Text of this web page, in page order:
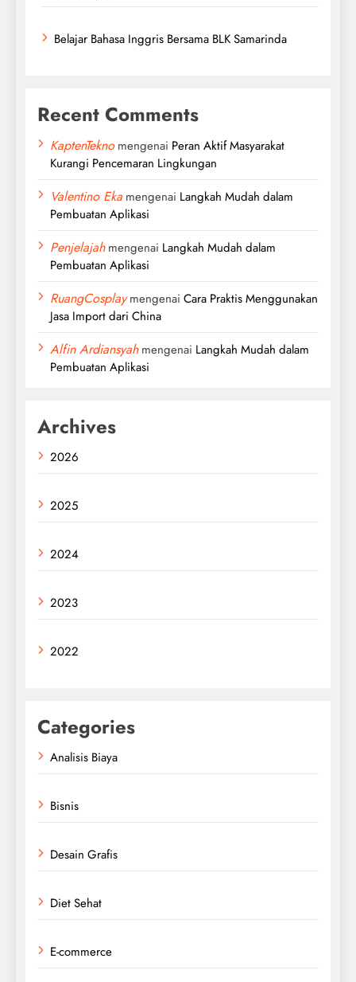
Belajar Bahasa Inggris Bersama BLK Samarinda
Recent Comments
KaptenTeknomengenai Peran Aktif Masyarakat
Kurangi Pencemaran Lingkungan
Valentino Eka mengenai Langkah Mudah dalam
Pembuatan Aplikasi
Penjelajahmengenai Langkah Mudah dalam
Pembuatan Aplikasi
RuangCosplaymengenai Cara Praktis Menggunakan
Jasa Import dari China
Alfin Ardiansyahmengenai Langkah Mudah dalam
Pembuatan Aplikasi
Archives
2026
2025
2024
2023
2022
Categories
Analisis Biaya
Bisnis
Desain Grafis
Diet Sehat
E-commerce